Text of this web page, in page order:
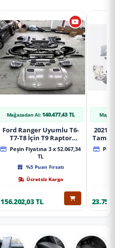
Mağazadan Al: 140.477,43 TL
Ford Ranger Uyumlu T6-
T7-T8 İçin T9 Raptor
Dönüşüm (Ön Arka Full)
Parça
Peşin Fiyatına 3 x 52.067,34
TL
%5 Puan Fırsatı
Ücretsiz Kargo
156.202,03 TL
2021+